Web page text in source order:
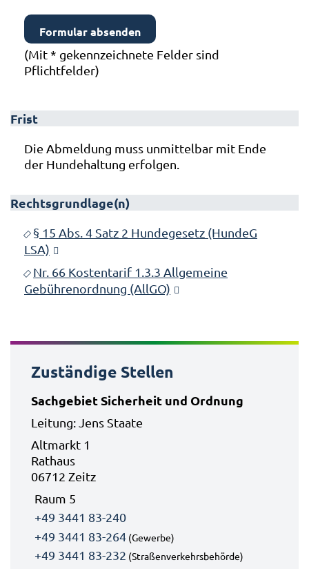
(Mit* gekennzeichnete Felder sind
Pflichtfelder)
Frist
Die Abmeldung muss unmittelbar mit Ende
der Hundehaltung erfolgen.
Rechtsgrundlage(n)
§ 15 Abs. 4 Satz 2 Hundegesetz (HundeG
LSA)
Nr. 66 Kostentarif 1.3.3 Allgemeine
Gebührenordnung (AllGO)
Zuständige Stellen
Sachgebiet Sicherheit und Ordnung
Leitung: Jens Staate
Altmarkt 1
Rathaus
06712 Zeitz
Raum 5
+49 3441 83-240
+49 3441 83-264 (Gewerbe)
+49 3441 83-232 (Straßenverkehrsbehörde)